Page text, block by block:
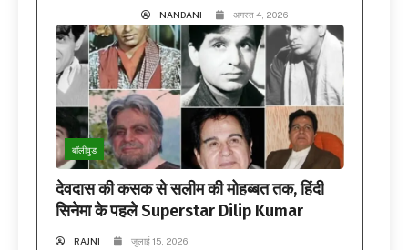
NANDANI अगस्त 4, 2026
बॉलीवुड
देवदास की कसक से सलीम की मोहब्बत तक, हिंदी
सिनेमा के पहले Superstar Dilip Kumar
RAJNI जुलाई 15, 2026